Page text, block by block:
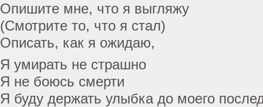
Опишите мне, что я выгляжу
(Смотрите то, что я стал)
Описать, как я ожидаю,
Я умирать не страшно
Я не боюсь смерти
Я буду держать улыбка до моего